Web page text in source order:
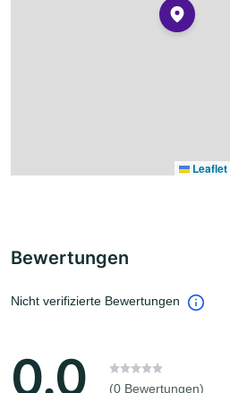
Leaflet
Bewertungen
Nicht verifizierte Bewertungen
0.0 (0 Bewertungen)